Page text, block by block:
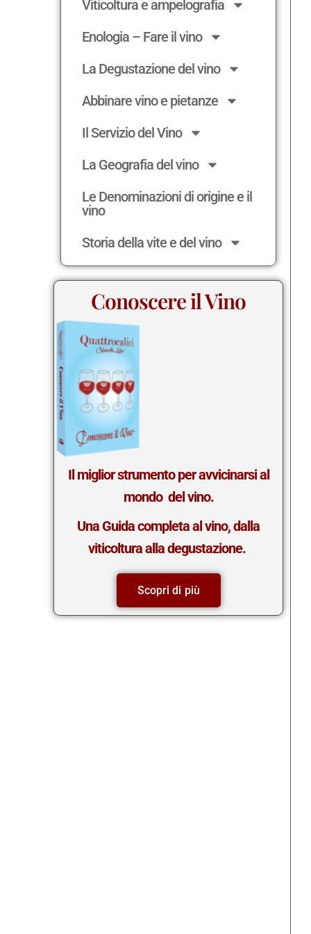
Viticoltura e ampelografia
Enologia – Fare il vino
La Degustazione del vino
Abbinare vino e pietanze
Il Servizio del Vino
La Geografia del vino
Le Denominazioni di origine e il
vino
Storia della vite e del vino
Conoscere il Vino
Il miglior strumento per avvicinarsi al
mondo del vino.
Una Guida completa al vino, dalla
viticoltura alla degustazione.
Scopri di più